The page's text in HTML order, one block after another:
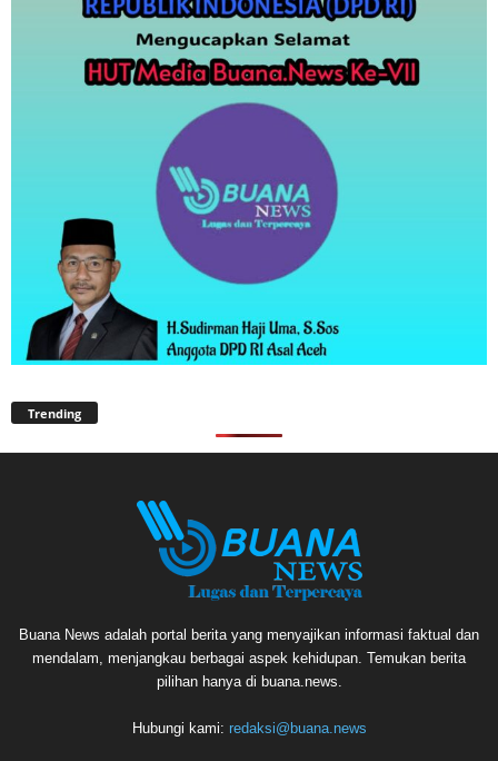
Trending
Buana News adalah portal berita yang menyajikan informasi faktual dan
mendalam, menjangkau berbagai aspek kehidupan. Temukan berita
pilihan hanya di buana.news.
Hubungi kami: redaksi@buana.news